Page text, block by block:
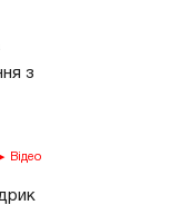
з
Відео